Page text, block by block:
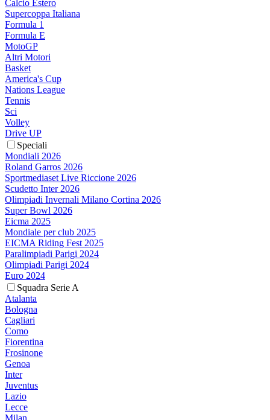
Calcio Estero
Supercoppa Italiana
Formula 1
Formula E
MotoGP
Altri Motori
Basket
America's Cup
Nations League
Tennis
Sci
Volley
Drive UP
Speciali
Mondiali 2026
Roland Garros 2026
Sportmediaset Live Riccione 2026
Scudetto Inter 2026
Olimpiadi Invernali Milano Cortina 2026
Super Bowl 2026
Eicma 2025
Mondiale per club 2025
EICMA Riding Fest 2025
Paralimpiadi Parigi 2024
Olimpiadi Parigi 2024
Euro 2024
Squadra Serie A
Atalanta
Bologna
Cagliari
Como
Fiorentina
Frosinone
Genoa
Inter
Juventus
Lazio
Lecce
Milan